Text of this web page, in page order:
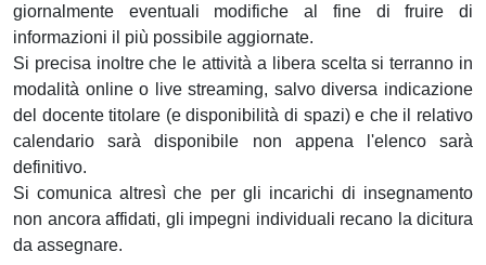
giornalmente eventuali modifiche al fine di fruire di
informazioni il più possibile aggiornate.
Si precisa inoltre che le attività a libera scelta si terranno in
modalità online o live streaming, salvo diversa indicazione
del docente titolare (e disponibilità di spazi) e che il relativo
calendario sarà disponibile non appena l'elenco sarà
definitivo.
Si comunica altresì che per gli incarichi di insegnamento
non ancora affidati, gli impegni individuali recano la dicitura
da assegnare.